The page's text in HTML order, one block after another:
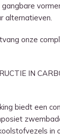
alternatieven.
onze
IN
biedt een
in